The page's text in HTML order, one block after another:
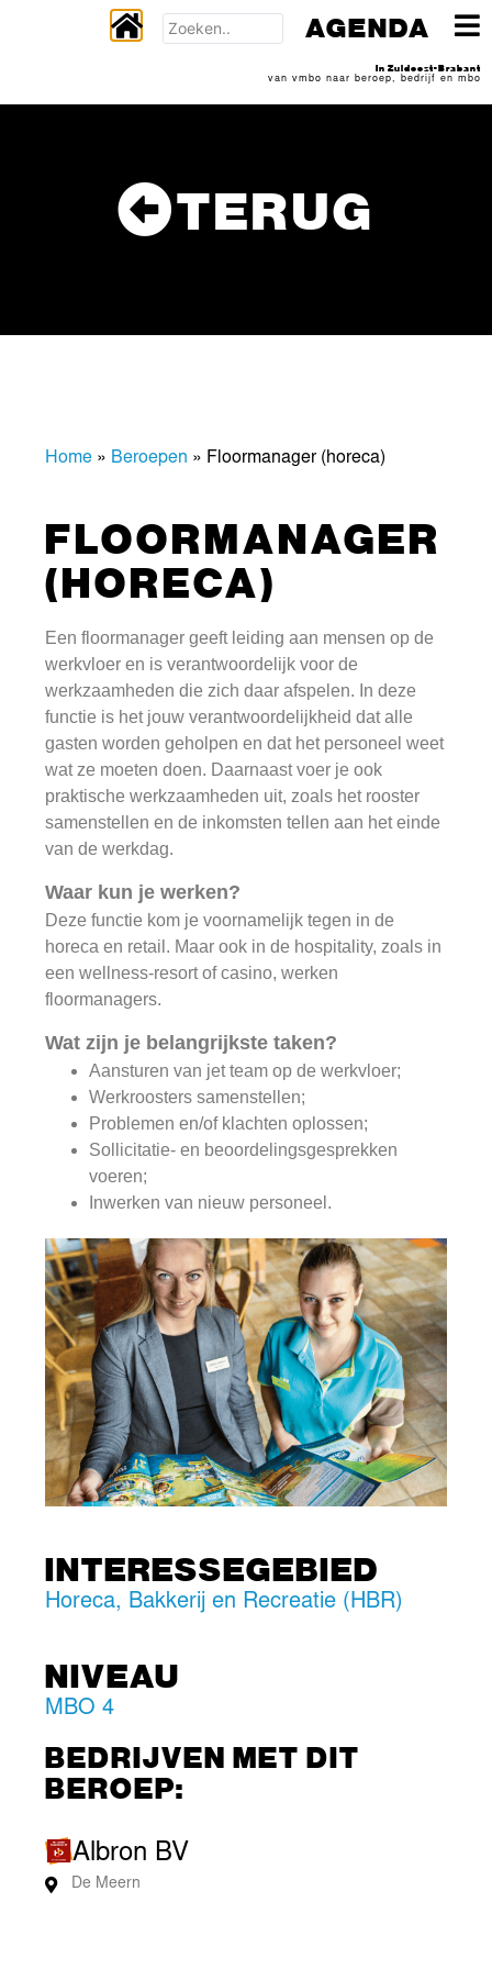
TERUG
Home » Beroepen » Floormanager (horeca)
FLOORMANAGER
(HORECA)
Een floormanager geeft leiding aan mensen op de
werkvloer en is verantwoordelijk voor de
werkzaamheden die zich daar afspelen. In deze
functie is het jouw verantwoordelijkheid dat alle
gasten worden geholpen en dat het personeel weet
wat ze moeten doen. Daarnaast voer je ook
praktische werkzaamheden uit, zoals het rooster
samenstellen en de inkomsten tellen aan het einde
van de werkdag.
Waar kun je werken?
Deze functie kom je voornamelijk tegen in de
horeca en retail. Maar ook in de hospitality, zoals in
een wellness-resort of casino, werken
floormanagers.
Wat zijn je belangrijkste taken?
Aansturen van jet team op de werkvloer;
Werkroosters samenstellen;
Problemen en/of klachten oplossen;
Sollicitatie- en beoordelingsgesprekken
voeren;
Inwerken van nieuw personeel.
INTERESSEGEBIED
Horeca, Bakkerij en Recreatie (HBR)
NIVEAU
MBO 4
BEDRIJVEN MET DIT
BEROEP:
Albron BV
De Meern
AGENDA
In Zuidoost-Brabant
van vmbo naar beroep, bedrijf en mbo